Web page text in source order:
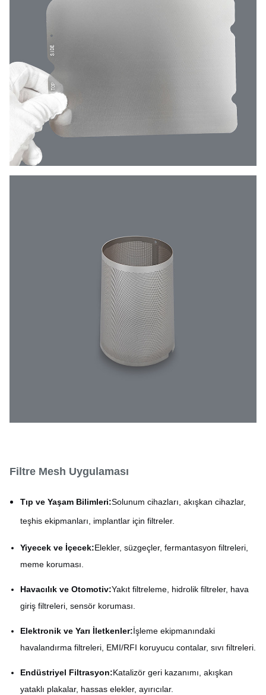
Yüzey Kaplamaları
kaplı veya pasifleştirilmiş
Malzeme
Filtre Mesh Uygulaması
Tıp ve Yaşam Bilimleri:Solunum cihazları, akışkan cihazlar,
teşhis ekipmanları, implantlar için filtreler.
Yiyecek ve İçecek:Elekler, süzgeçler, fermantasyon filtreleri,
meme koruması.
Havacılık ve Otomotiv:Yakıt filtreleme, hidrolik filtreler, hava
giriş filtreleri, sensör koruması.
Elektronik ve Yarı İletkenler:İşleme ekipmanındaki
havalandırma filtreleri, EMI/RFI koruyucu contalar, sıvı filtreleri.
Endüstriyel Filtrasyon:Katalizör geri kazanımı, akışkan
yataklı plakalar, hassas elekler, ayırıcılar.